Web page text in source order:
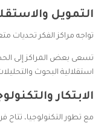
التمويل
تواجه مراكز الفكر تحديات
تسعى بعض المراكز إلى
استقلالية البحوث
الابتكار
مع تطور التكنولوجيا،